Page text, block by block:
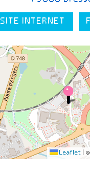
SITE INTERNET
Leaflet ©